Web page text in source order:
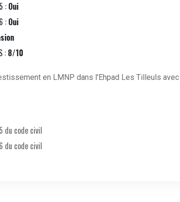
: Oui
: Oui
: 8/10
en LMNP dans l'Ehpad Les Tilleuls
du code civil
du code civil